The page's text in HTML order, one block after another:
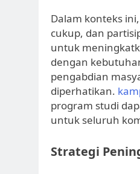
Dalam konteks
cukup, dan
untuk
dengan
pengabdian
diperhatikan.
program studi
untuk seluruh
Strategi